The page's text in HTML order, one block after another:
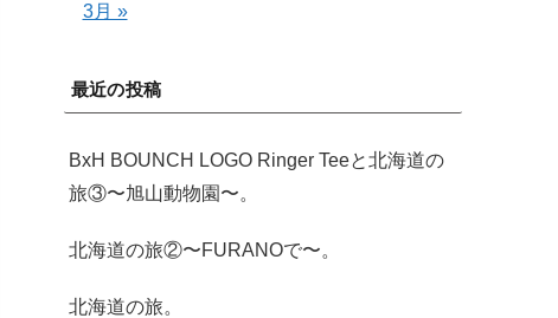
3月 »
最近の投稿
BxH BOUNCH LOGO Ringer Teeと北海道の
旅③〜旭山動物園〜。
北海道の旅②〜FURANOで〜。
北海道の旅。